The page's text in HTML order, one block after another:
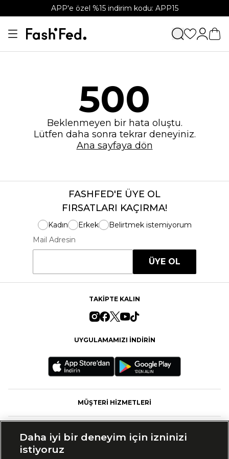
APP'e özel %15 indirim kodu: APP15
500
Beklenmeyen bir hata oluştu.
Lütfen daha sonra tekrar deneyiniz.
Ana sayfaya dön
FASHFED'E ÜYE OL
FIRSATLARI KAÇIRMA!
Kadın Erkek
Belirtmek istemiyorum
Mail Adresin
ÜYE OL
TAKİPTE KALIN
UYGULAMAMIZI İNDİRİN
MÜŞTERİ HİZMETLERİ
Daha iyi bir deneyim için izninizi
istiyoruz